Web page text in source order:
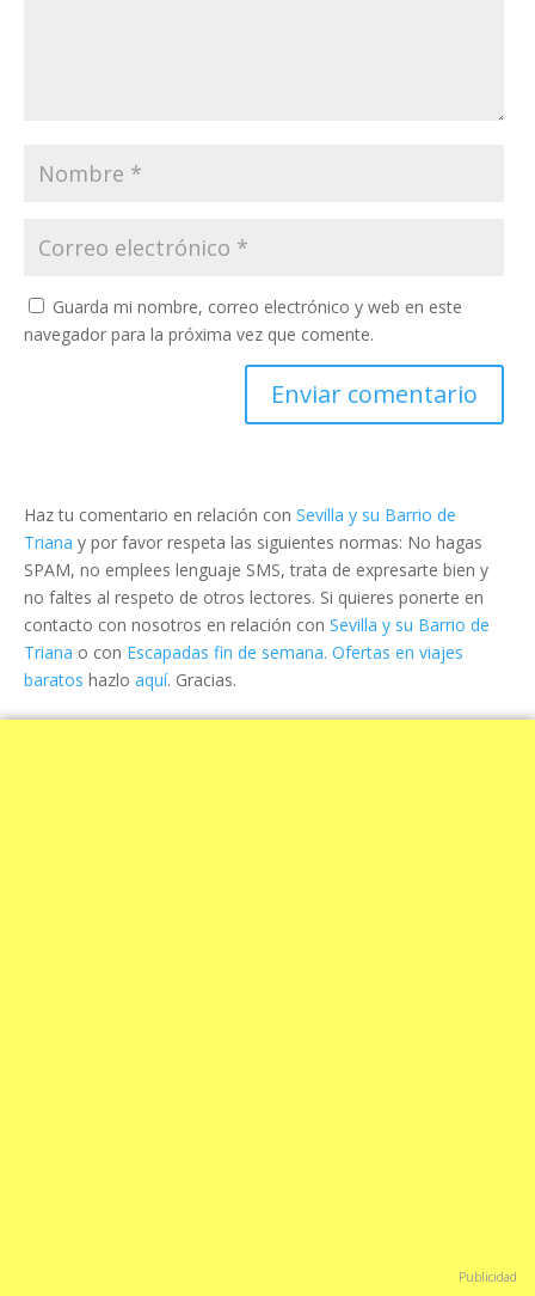
Guarda mi nombre, correo electrónico y web en este
navegador para la próxima vez que comente.
Haz tu comentario en relación con Sevilla y su Barrio de
Triana y por favor respeta las siguientes normas: No hagas
SPAM, no emplees lenguaje SMS, trata de expresarte bien y
no faltes al respeto de otros lectores. Si quieres ponerte en
contacto con nosotros en relación con Sevilla y su Barrio de
Triana o con Escapadas fin de semana. Ofertas en viajes
baratos hazlo aquí. Gracias.
Publicidad